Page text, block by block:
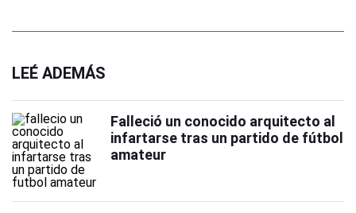
LEÉ ADEMÁS
Falleció un conocido arquitecto al
infartarse tras un partido de fútbol
amateur